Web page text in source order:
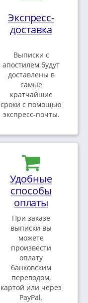
Экспресс-
доставка
Выписки с
апостилем будут
доставлены в
самые
кратчайшие
сроки с помощью
экспресс-почты.
Удобные
способы
оплаты
При заказе
выписки вы
можете
произвести
оплату
банковским
переводом,
картой или через
PayPal.